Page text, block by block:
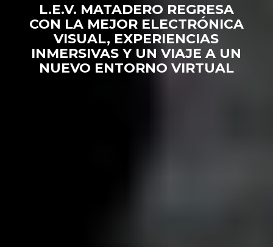
L.E.V. MATADERO REGRESA
CON LA MEJOR ELECTRÓNICA
VISUAL, EXPERIENCIAS
INMERSIVAS Y UN VIAJE A UN
NUEVO ENTORNO VIRTUAL